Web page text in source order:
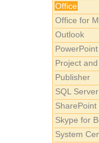
Office
Office for
Outlook
PowerPoint
Project
Publisher
SQL
SharePoint
Skype for
System